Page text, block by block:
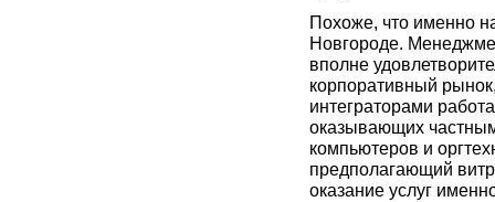
Похоже, что именно
Новгороде.
вполне
корпоративный
интеграторами
оказывающих
компьютеров и
предполагающий
оказание услуг